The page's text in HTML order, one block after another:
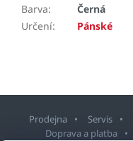
Barva:
Černá
Určení: Pánské
Prodejna Servis
Doprava a platba